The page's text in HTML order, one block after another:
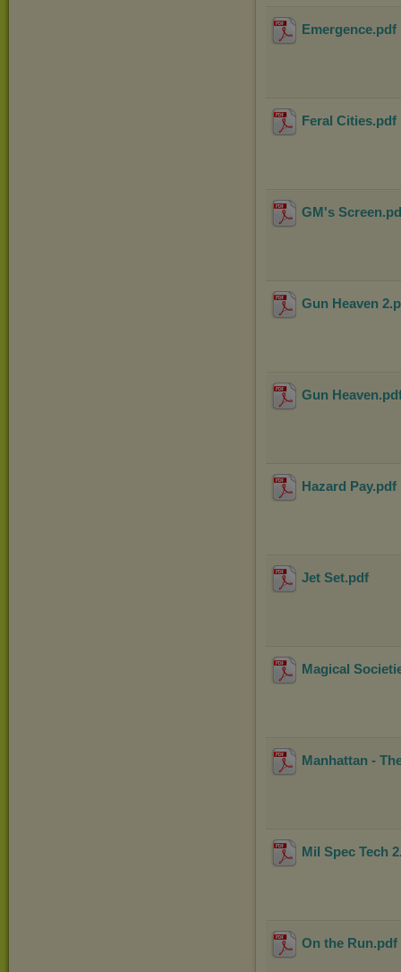
Emergence.pdf
Feral Cities.pdf
GM's Screen
Gun Heaven 2
Gun Heaven
Hazard Pay.pdf
Jet Set.pdf
Magical
Manhattan -
Mil Spec Tech 2
On the Run.pdf